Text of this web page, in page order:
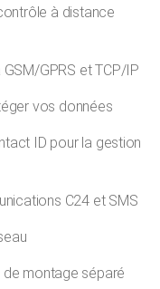
à distance
GPRS et TCP/IP
vos données
ID pour la gestion
C24 et SMS
montage séparé